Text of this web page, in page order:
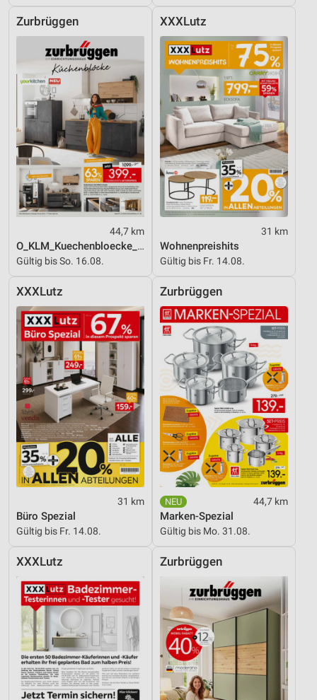
Zurbrüggen
44,7 km
O_KLM_Kuechenbloecke_01_26_ES
Gültig bis So. 16.08.
XXXLutz
31 km
Wohnenpreishits
Gültig bis Fr. 14.08.
XXXLutz
31 km
Büro Spezial
Gültig bis Fr. 14.08.
Zurbrüggen
44,7 km
Marken-Spezial
Gültig bis Mo. 31.08.
XXXLutz Zurbrüggen